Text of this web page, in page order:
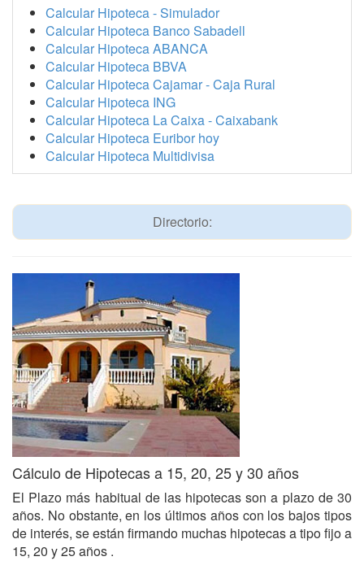
Calcular Hipoteca - Simulador
Calcular Hipoteca Banco Sabadell
Calcular Hipoteca ABANCA
Calcular Hipoteca BBVA
Calcular Hipoteca Cajamar - Caja Rural
Calcular Hipoteca ING
Calcular Hipoteca La Caixa - Caixabank
Calcular Hipoteca Euribor hoy
Calcular Hipoteca Multidivisa
Directorio:
Cálculo de Hipotecas a 15, 20, 25 y 30 años
El Plazo más habitual de las hipotecas son a plazo de 30
años. No obstante, en los últimos años con los bajos tipos
de interés, se están firmando muchas hipotecas a tipo fijo a
15, 20 y 25 años .